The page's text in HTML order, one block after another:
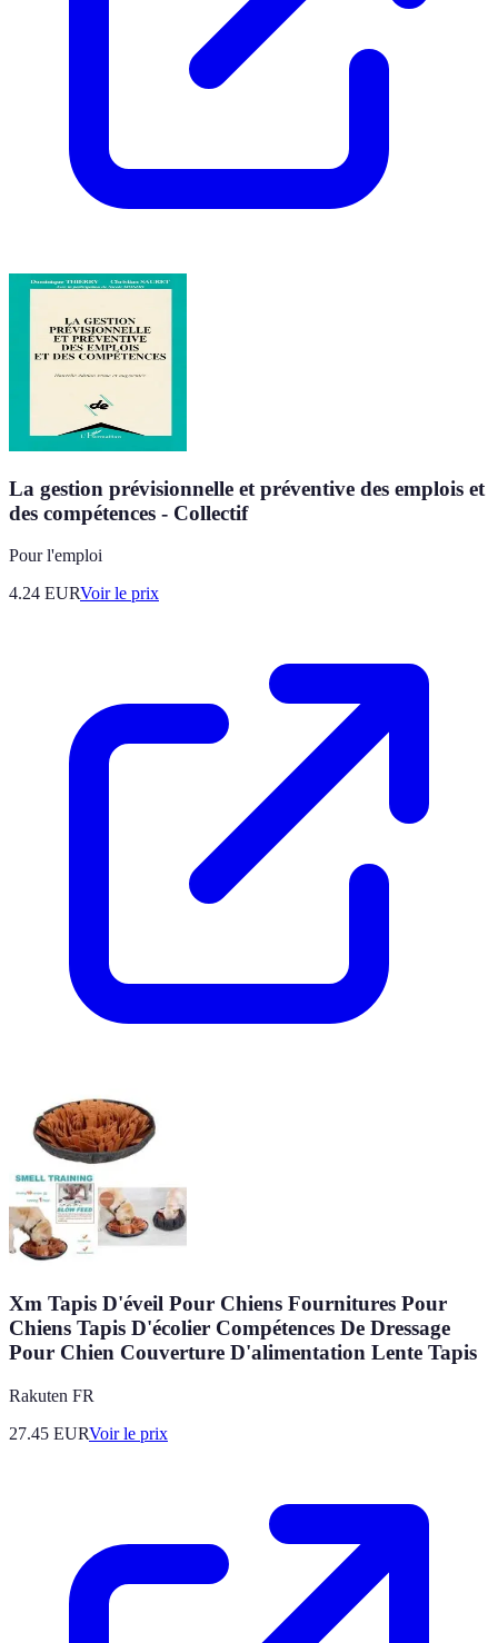
La gestion prévisionnelle et préventive des emplois et
des compétences - Collectif
Pour l'emploi
4.24 EURVoir le prix
Xm Tapis D'éveil Pour Chiens Fournitures Pour
Chiens Tapis D'écolier Compétences De Dressage
Pour Chien Couverture D'alimentation Lente Tapis
Rakuten FR
27.45 EURVoir le prix